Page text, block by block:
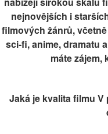
nejnovějších i
filmových žánrů,
sci-fi, anime, dramatu
máte zájem,
Jaká je kvalita filmu V